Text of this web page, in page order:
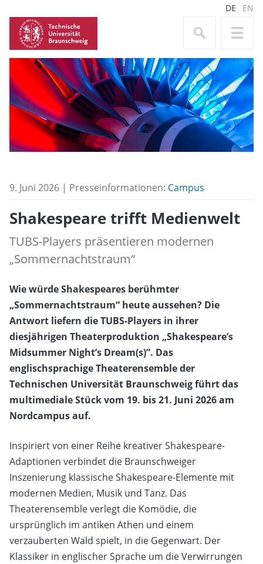
DE EN
9. Juni 2026 | Presseinformationen: Campus
Shakespeare trifft Medienwelt
TUBS-Players präsentieren modernen
„Sommernachtstraum“
Wie würde Shakespeares berühmter
„Sommernachtstraum“ heute aussehen? Die
Antwort liefern die TUBS-Players in ihrer
diesjährigen Theaterproduktion „Shakespeare’s
Midsummer Night’s Dream(s)”. Das
englischsprachige Theaterensemble der
Technischen Universität Braunschweig führt das
multimediale Stück vom 19. bis 21. Juni 2026 am
Nordcampus auf.
Inspiriert von einer Reihe kreativer Shakespeare-
Adaptionen verbindet die Braunschweiger
Inszenierung klassische Shakespeare-Elemente mit
modernen Medien, Musik und Tanz. Das
Theaterensemble verlegt die Komödie, die
ursprünglich im antiken Athen und einem
verzauberten Wald spielt, in die Gegenwart. Der
Klassiker in englischer Sprache um die Verwirrungen